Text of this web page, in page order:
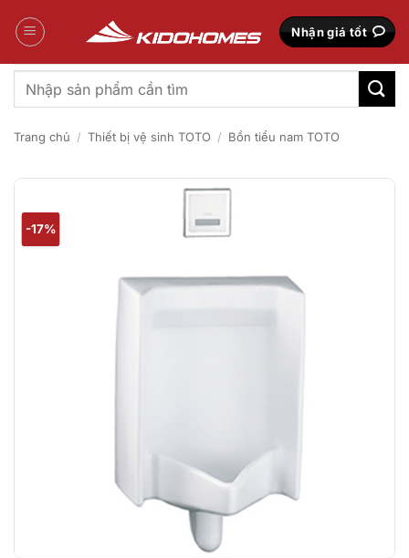
qua
Nhận giá tốt
Tìm
kiếm:
Trang chủ / Thiết bị vệ sinh TOTO / Bồn tiểu nam TOTO
-17%